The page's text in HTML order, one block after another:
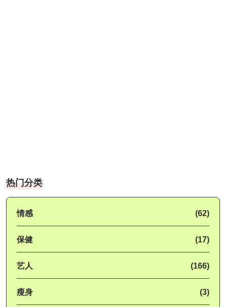
热门分类
情感 (62)
保健 (17)
艺人 (166)
瘦身 (3)